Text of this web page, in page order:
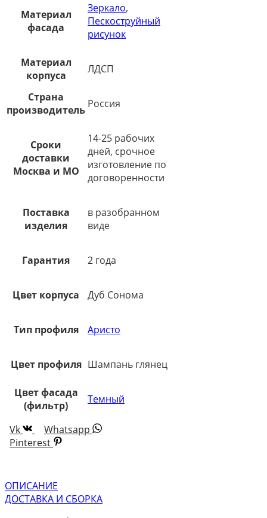
Материал
фасада
Зеркало,
Пескоструйный
рисунок
Материал
корпуса
ЛДСП
Страна
производитель Россия
Сроки
доставки
Москва и МО
14-25 рабочих
дней, срочное
изготовление по
договоренности
Поставка
изделия
в разобранном
виде
Гарантия 2 года
Цвет корпуса Дуб Сонома
Тип профиля Аристо
Цвет профиля Шампань глянец
Цвет фасада
(фильтр)
Темный
Vk
Whatsapp
Pinterest
ОПИСАНИЕ
ДОСТАВКА И СБОРКА